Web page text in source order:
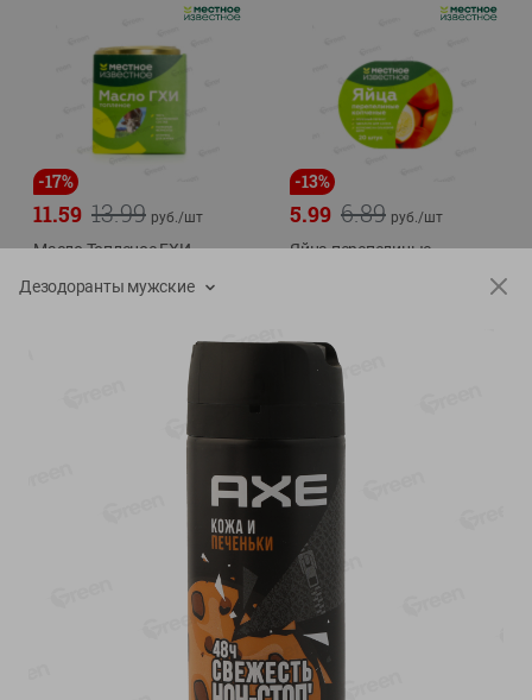
-17%
13.99
11.59 руб./шт
Масло Топленое ГХИ
200г
-13%
6.89
5.99 руб./шт
Яйца перепелиные
20шт в уп
Показано 1-14 из 79
Показать 15-28 из 79
Дезодоранты мужские